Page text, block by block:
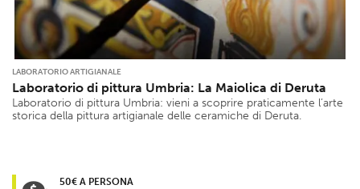
LABORATORIO ARTIGIANALE
Laboratorio di pittura Umbria: La Maiolica di Deruta
Laboratorio di pittura Umbria: vieni a scoprire praticamente l’arte
storica della pittura artigianale delle ceramiche di Deruta.
50€ A PERSONA